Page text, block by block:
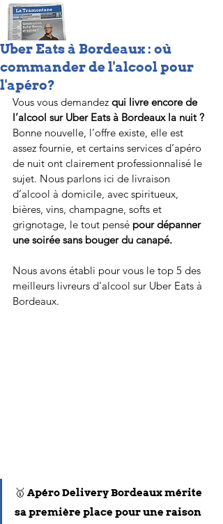
Uber Eats à Bordeaux : où
commander de l'alcool pour
l'apéro?
Vous vous demandez qui livre encore de
l’alcool sur Uber Eats à Bordeaux la nuit ?
Bonne nouvelle, l’offre existe, elle est
assez fournie, et certains services d’apéro
de nuit ont clairement professionnalisé le
sujet. Nous parlons ici de livraison
d’alcool à domicile, avec spiritueux,
bières, vins, champagne, softs et
grignotage, le tout pensé pour dépanner
une soirée sans bouger du canapé.
Nous avons établi pour vous le top 5 des
meilleurs livreurs d'alcool sur Uber Eats à
Bordeaux.
🥇 Apéro Delivery Bordeaux mérite
sa première place pour une raison